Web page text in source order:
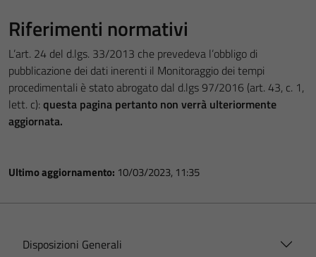
Riferimenti normativi
L’art. 24 del d.lgs. 33/2013 che prevedeva l’obbligo di
pubblicazione dei dati inerenti il Monitoraggio dei tempi
procedimentali è stato abrogato dal d.lgs 97/2016 (art. 43, c. 1,
lett. c): questa pagina pertanto non verrà ulteriormente
aggiornata.
Ultimo aggiornamento: 10/03/2023, 11:35
Disposizioni Generali